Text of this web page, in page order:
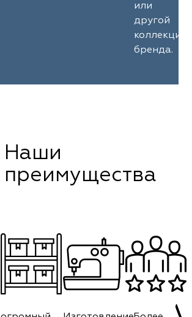
или
другой
коллекции
бренда.
Наши
преимущества